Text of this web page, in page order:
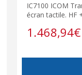
IC7100 ICOM
écran tactile. HF
1.468,94€